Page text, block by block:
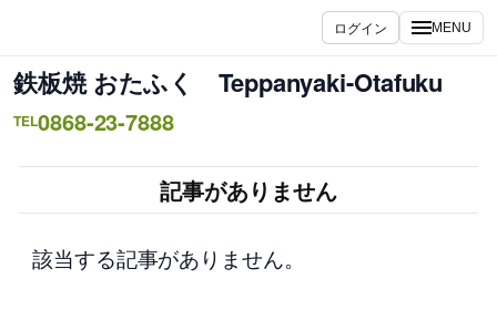
を
ス
キ
ログイン MENU
鉄板焼 おたふく Teppanyaki-Otafuku
TEL0868-23-7888
記事がありません
該当する記事がありません。